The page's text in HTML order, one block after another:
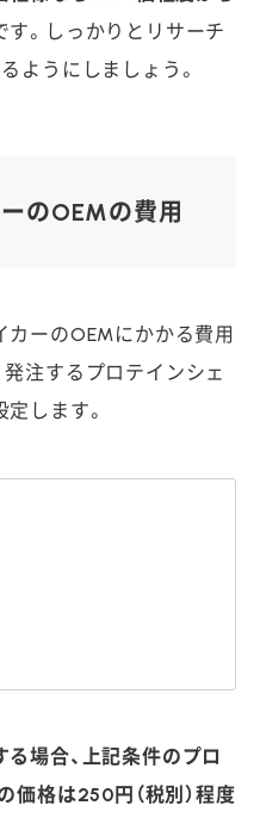
。しっかりとリサーチ
ようにしましょう。
のOEMの費用
ーのOEMにかかる費用
注するプロテインシェ
します。
場合、上記条件のプロ
価格は250円（税別）程度